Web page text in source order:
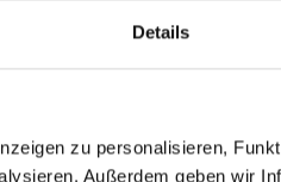
Details
zu personalisieren,
Außerdem geben wir
zum echten
Maßstäbe. Wählen